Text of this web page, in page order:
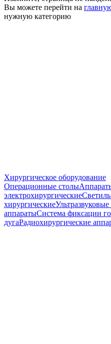
Вы можете перейти на
нужную категорию
Хирургическое оборудование
Операционные столы
электрохирургические
хирургические
аппаратыСистема фиксации
дугаРадиохирургические